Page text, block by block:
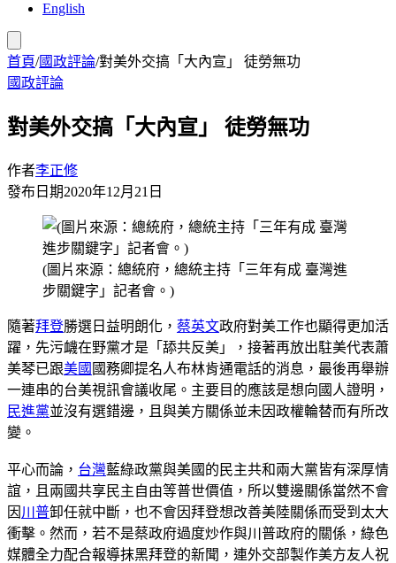
English
首頁/國政評論/對美外交搞「大內宣」 徒勞無功
國政評論
對美外交搞「大內宣」 徒勞無功
作者李正修
發布日期2020年12月21日
(圖片來源：總統府，總統主持「三年有成 臺灣進
步關鍵字」記者會。)
隨著拜登勝選日益明朗化， 蔡英文政府對美工作也顯得更加活
躍，先污衊在野黨才是「舔共反美」，接著再放出駐美代表蕭
美琴已跟美國 國務卿提名人布林肯通電話的消息，最後再舉辦
一連串的台美視訊會議收尾。主要目的應該是想向國人證明，
民進黨並沒有選錯邊，且與美方關係並未因政權輪替而有所改
變。
平心而論， 台灣藍綠政黨與美國的民主共和兩大黨皆有深厚情
誼，且兩國共享民主自由等普世價值，所以雙邊關係當然不會
因 川普卸任就中斷，也不會因拜登想改善美陸關係而受到太大
衝擊。然而，若不是蔡政府過度炒作與川普政府的關係，綠色
媒體全力配合報導抹黑拜登的新聞，連外交部製作美方友人祝